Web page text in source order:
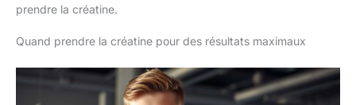
prendre la créatine.
Quand prendre la créatine pour des résultats maximaux